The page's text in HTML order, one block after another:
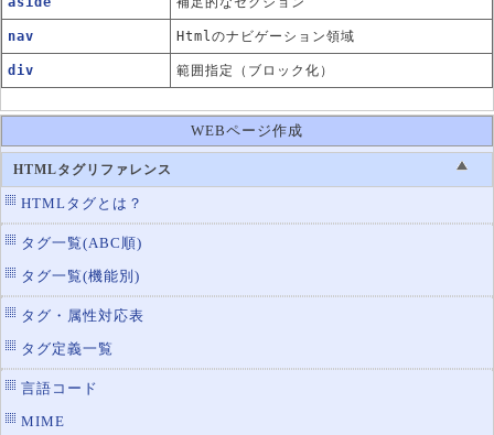
nav Htmlのナビゲーション領域
div 範囲指定（ブロック化）
WEBページ作成
HTMLタグリファレンス
HTMLタグとは？
タグ一覧(ABC順)
タグ一覧(機能別)
タグ・属性対応表
タグ定義一覧
言語コード
MIME